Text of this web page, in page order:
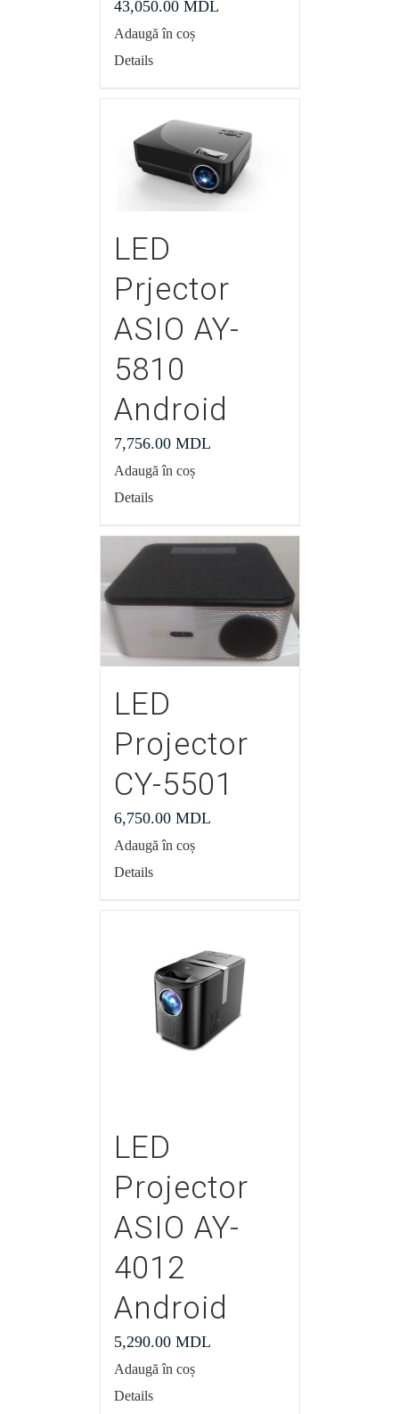
43,050.00 MDL
Adaugă în coș
Details
LED
Prjector
ASIO AY-
5810
Android
7,756.00 MDL
Adaugă în coș
Details
LED
Projector
CY-5501
6,750.00 MDL
Adaugă în coș
Details
LED
Projector
ASIO AY-
4012
Android
5,290.00 MDL
Adaugă în coș
Details